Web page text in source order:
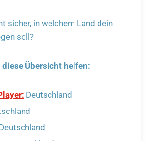
sicher, in welchem Land dein
soll?
diese Übersicht helfen:
Deutschland
Deutschland